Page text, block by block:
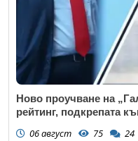
Ново проучване на
рейтинг, подкрепата
06 август 75 24